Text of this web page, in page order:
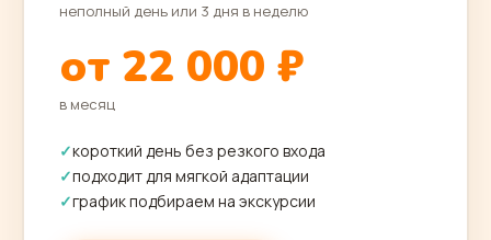
неполный день или 3 дня в неделю
от 22 000 ₽
в месяц
короткий день без резкого входа
подходит для мягкой адаптации
график подбираем на экскурсии